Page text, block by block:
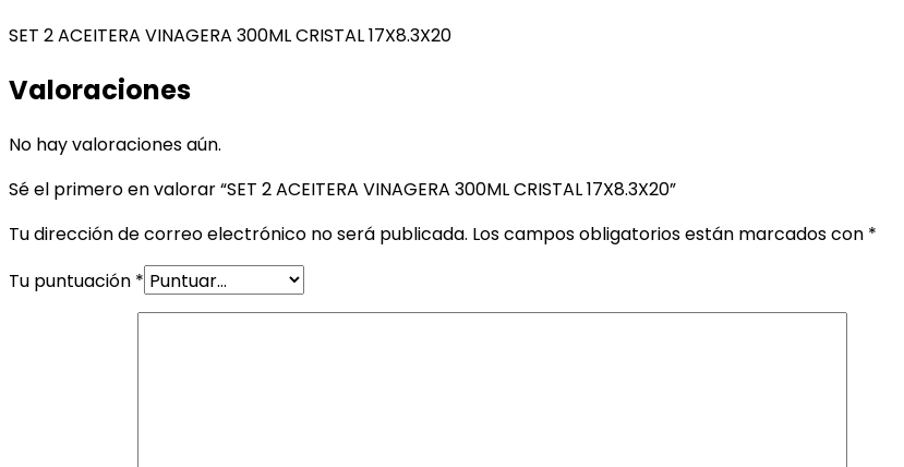
SET 2 ACEITERA VINAGERA 300ML CRISTAL 17X8.3X20
Valoraciones
No hay valoraciones aún.
Sé el primero en valorar “SET 2 ACEITERA VINAGERA 300ML CRISTAL 17X8.3X20”
Tu dirección de correo electrónico no será publicada. Los campos obligatorios están marcados con *
Tu puntuación *